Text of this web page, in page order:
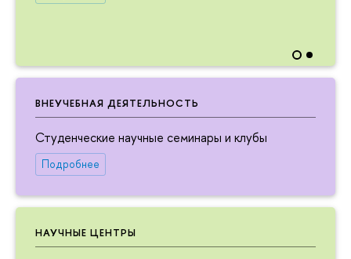
ВНЕУЧЕБНАЯ ДЕЯТЕЛЬНОСТЬ
Студенческие научные семинары и клубы
Подробнее
НАУЧНЫЕ ЦЕНТРЫ